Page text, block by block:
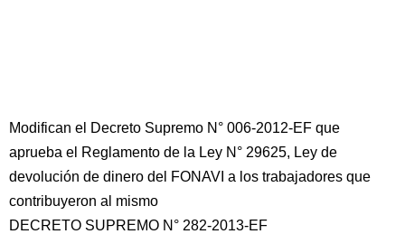
Modifican el Decreto Supremo N° 006-2012-EF que
aprueba el Reglamento de la Ley N° 29625, Ley de
devolución de dinero del FONAVI a los trabajadores que
contribuyeron al mismo
DECRETO SUPREMO N° 282-2013-EF